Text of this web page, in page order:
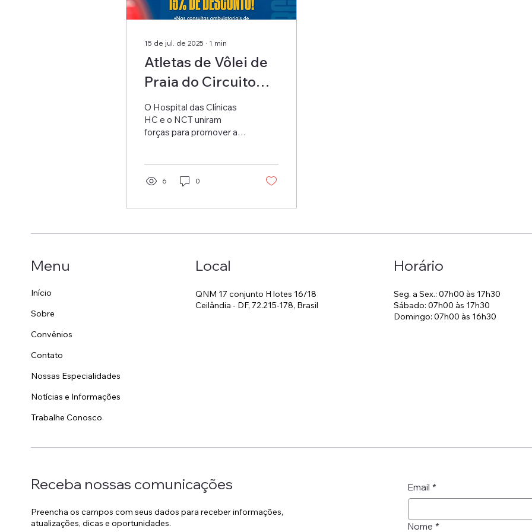
15 de jul. de 2025 ∙ 1 min
Atletas de Vôlei de
Praia do Circuito
NCT têm 15% de
desconto aqui no
HCPSF-Cei
O Hospital das Clínicas
HC e o NCT uniram
forças para promover a
6 0
Menu
Início
Sobre
Convênios
Contato
Nossas Especialidades
Notícias e Informações
Trabalhe Conosco
Local
QNM 17 conjunto H lotes 16/18
Ceilândia - DF, 72.215-178, Brasil
Horário
Seg. a Sex.: 07h00 às 17h30
Sábado: 07h00 às 17h30
Domingo: 07h00 às 16h30
Receba nossas comunicações
Preencha os campos com seus dados para receber informações,
atualizações, dicas e oportunidades.
Email *
Nome *